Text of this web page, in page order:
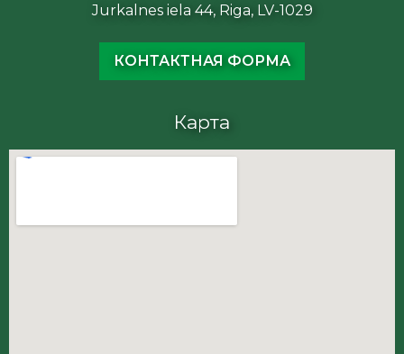
Jurkalnes iela 44, Riga, LV-1029
КОНТАКТНАЯ ФОРМА
Карта